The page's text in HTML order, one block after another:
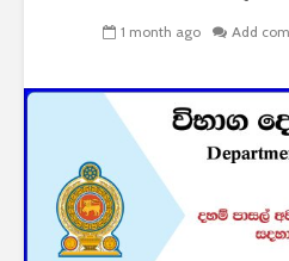
1 month ago Add